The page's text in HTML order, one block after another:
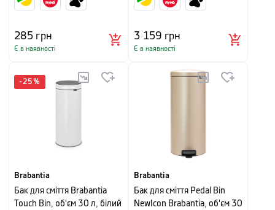
285грн
Є в наявності
3 159 грн
Є в наявності
-25 %
Brabantia
Бак для сміття Brabantia
Touch Bin, об'єм 30 л, білий
Brabantia
Бак для сміття Pedal Bin
NewIcon Brabantia, об'єм 30